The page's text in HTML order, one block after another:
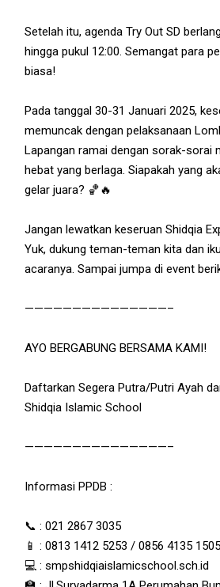
Setelah itu, agenda Try Out SD
hingga pukul 12:00. Semangat para
biasa!
Pada tanggal 30-31 Januari 2025,
memuncak dengan pelaksanaan
Lapangan ramai dengan sorak-sorai
hebat yang berlaga. Siapakah yang
gelar juara? 🏀🔥
Jangan lewatkan keseruan Shidqia
Yuk, dukung teman-teman kita dan
acaranya. Sampai jumpa di event
———————————————–
AYO BERGABUNG BERSAMA KAMI!
Daftarkan Segera Putra/Putri Ayah
Shidqia Islamic School
———————————————–
Informasi PPDB :
📞 : 021 2867 3035
📱 : 0813 1412 5253 / 0856 4135 1505
💻 : smpshidqiaislamicschool.sch.id